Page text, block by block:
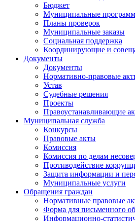
Бюджет
Муниципальные
Планы проверок
Муниципальные заказы
Социальная поддержка
Координирующие и
Документы
Документы
Нормативно-правовые
Устав
Судебные решения
Проекты
Правоустанавливающие
Муниципальная служба
Конкурсы
Правовые акты
Комиссия
Комиссия по делам
Противодействие
Защита информации и
Муниципальные услуги
Обращения граждан
Нормативные правовые
Форма для письменного
Информационно-